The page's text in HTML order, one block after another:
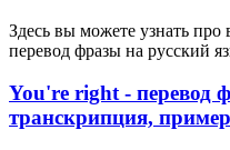
Здесь вы можете узнать
перевод фразы на русский
You're right - перевод
транскрипция,